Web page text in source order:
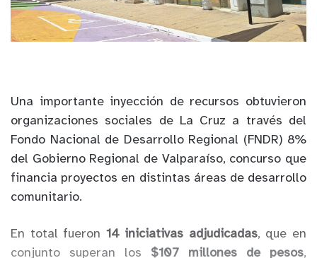
Una importante inyección de recursos obtuvieron
organizaciones sociales de La Cruz a través del
Fondo Nacional de Desarrollo Regional (FNDR) 8%
del Gobierno Regional de Valparaíso, concurso que
financia proyectos en distintas áreas de desarrollo
comunitario.
En total fueron 14 iniciativas adjudicadas, que en
conjunto superan los $107 millones de pesos,